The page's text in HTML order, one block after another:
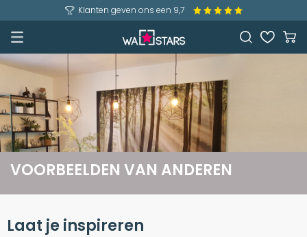
Klanten geven ons een 9,7
VOORBEELDEN VAN ANDEREN
Laat je inspireren